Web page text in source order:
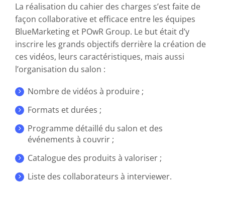
La réalisation du cahier des charges s’est faite de
façon collaborative et efficace entre les équipes
BlueMarketing et POwR Group. Le but était d’y
inscrire les grands objectifs derrière la création de
ces vidéos, leurs caractéristiques, mais aussi
l’organisation du salon :
Nombre de vidéos à produire ;
Formats et durées ;
Programme détaillé du salon et des
événements à couvrir ;
Catalogue des produits à valoriser ;
Liste des collaborateurs à interviewer.